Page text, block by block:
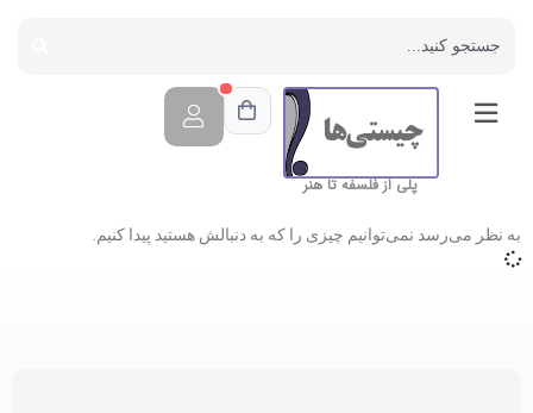
پلی از فلسفه تا هنر
به نظر می‌رسد نمی‌توانیم چیزی را که به دنبالش هستید پیدا کنیم.